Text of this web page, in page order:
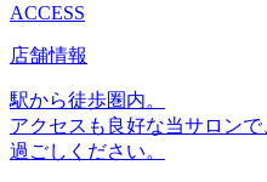
ACCESS
店舗情報
駅から徒歩圏内。
アクセスも良好な当サロン
過ごしください。